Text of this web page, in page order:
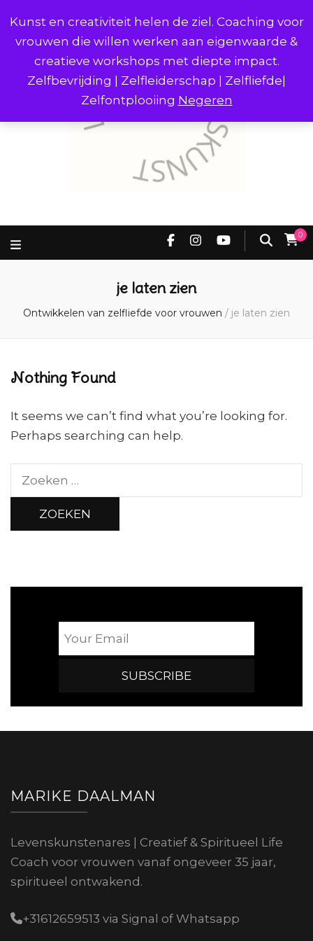
Kunst en creativiteit helen de ziel. Coaching voor
vrouwen die willen werken aan eigenwaarde &
creatieve workshops met diepte impact.
Zelfbevrijding | Zelfleiderschap | Zelfliefde|
Zelfontplooiing Negeren
0
je laten zien
Ontwikkelen van zelfliefde voor vrouwen / je laten zien
Nothing Found
It seems we can’t find what you’re looking for.
Perhaps searching can help.
Zoeken
MARIKE DAALMAN
Levenskunstenares | Creatief & Spiritueel Life
Coach voor vrouwen vanaf ongeveer 35 jaar,
spiritueel ontwakend.
+31612659513 via Signal of Whatsapp